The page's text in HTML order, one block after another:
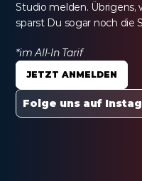
Studio melden. Übrigens,
sparst Du sogar noch die
*im All-In Tarif
JETZT ANMELDEN
Folge uns auf